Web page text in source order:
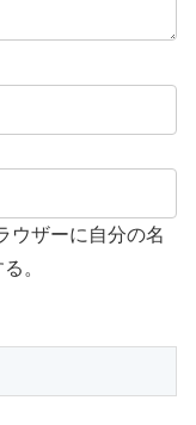
ウザーに自分の名
。